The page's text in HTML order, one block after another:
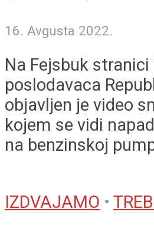
16. Avgusta 2022.
Na Fejsbuk stranici
poslodavaca
objavljen je video
kojem se vidi
na benzinskoj
IZDVAJAMO •